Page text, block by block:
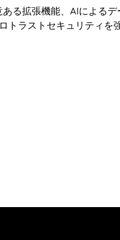
る拡張機能、AIによるデ
トラストセキュリティを